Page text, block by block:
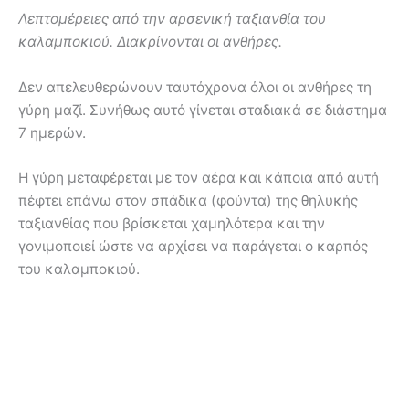
Λεπτομέρειες από την αρσενική ταξιανθία του
καλαμποκιού. Διακρίνονται οι ανθήρες.
Δεν απελευθερώνουν ταυτόχρονα όλοι οι ανθήρες τη
γύρη μαζί. Συνήθως αυτό γίνεται σταδιακά σε διάστημα
7 ημερών.
Η γύρη μεταφέρεται με τον αέρα και κάποια από αυτή
πέφτει επάνω στον σπάδικα (φούντα) της θηλυκής
ταξιανθίας που βρίσκεται χαμηλότερα και την
γονιμοποιεί ώστε να αρχίσει να παράγεται ο καρπός
του καλαμποκιού.